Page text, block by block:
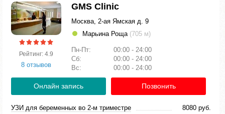
Рейтинг: 4.9
8 отзывов
GMS Clinic
Москва, 2-ая Ямская д. 9
Марьина Роща (705 м)
Пн-Пт:
00:00 - 24:00
Сб:
00:00 - 24:00
Вс:
00:00 - 24:00
Онлайн запись Позвонить
УЗИ для беременных во 2-м триместре 8080 руб.